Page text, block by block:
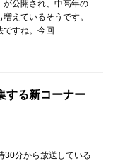
が公開され、中高年の
えているそうです。
ですね。今回…
する新コーナー
30分から放送している